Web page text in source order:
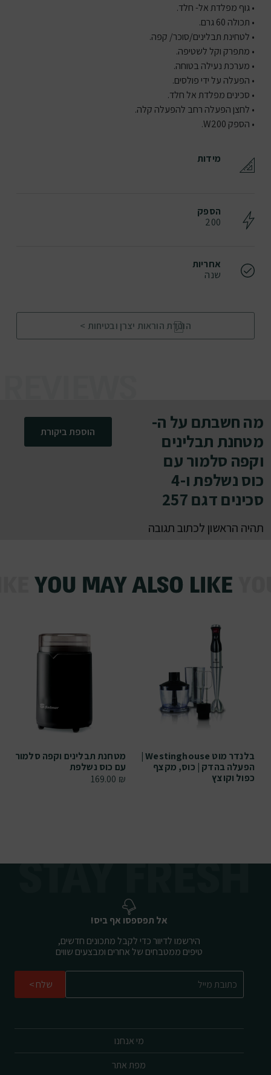
• גוף מפלדת אל- חלד.
• תכולה 60 גרם.
• לטחינת תבלינים/סוכר/ קפה.
• מתפרק וקל לשטיפה.
• מערכת נעילה בטוחה.
• הפעלה על ידי פולסים.
• סכינים מפלדת אל חלד.
• לחצן הפעלה רחב להפעלה קלה.
• הספק W200.
מידות
הספק
200
אחריות
שנה
הורדת הוראות יצרן ובטיחות >
מה חשבתם על ה-
מטחנת תבלינים
וקפה סלמור עם
כוס נשלפת ו-4
סכינים דגם 257
תהיה הראשון לכתוב תגובה
הוספת ביקורת
בלנדר מוט Westinghouse |
הפעלה בהדק | כוס, מקצף
כפול וקוצץ
מטחנת תבלינים וקפה סלמור
עם כוס נשלפת
169.00 ₪
מי אנחנו
מפת אתר
אל תפספסו אף ביס!
הירשמו לדיוור כדי לקבל מתכונים חדשים,
טיפים ממטבחים של אחרים ומבצעים שווים
שלח